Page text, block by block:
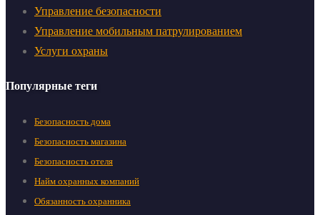
Управление безопасности
Управление мобильным патрулированием
Услуги охраны
Популярные теги
Безопасность дома
Безопасность магазина
Безопасность отеля
Найм охранных компаний
Обязанность охранника